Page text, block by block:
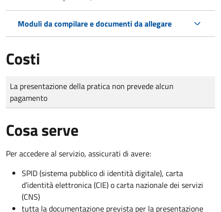
Moduli da compilare e documenti da allegare
Costi
Tipo di pagamento
Importo
La presentazione della pratica non prevede alcun
pagamento
Cosa serve
Per accedere al servizio, assicurati di avere:
SPID (sistema pubblico di identità digitale), carta
d’identità elettronica (CIE) o carta nazionale dei servizi
(CNS)
tutta la documentazione prevista per la presentazione